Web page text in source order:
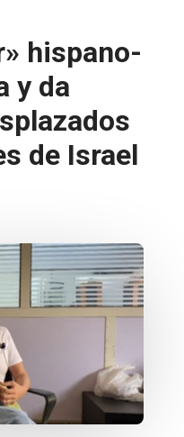
hispano-
y da
de Israel